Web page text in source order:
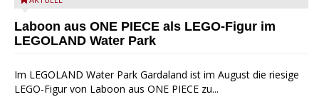
Laboon aus ONE PIECE als LEGO-Figur im
LEGOLAND Water Park
Im LEGOLAND Water Park Gardaland ist im August die riesige
LEGO-Figur von Laboon aus ONE PIECE zu...